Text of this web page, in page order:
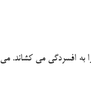
به افسردگي مي كشاند. مي